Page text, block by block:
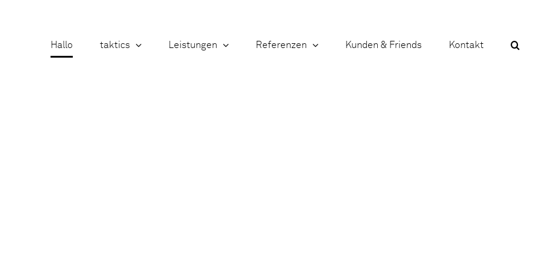
Hallo taktics Leistungen Referenzen Kunden & Friends Kontakt